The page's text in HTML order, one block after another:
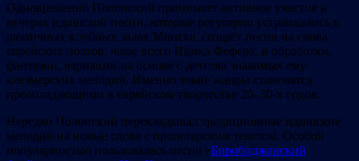
Одновременно Полонский принимает активное участие в
вечерах идишской песни, которые регулярно устраивались в
различных клубных залах Минска, создаёт песни на слова
еврейских поэтов, чаще всего Ицика Фефера, и обработки,
фантазии, вариации на основе с детства знакомых ему
клезмерских мелодий. Именно такие жанры становятся
преобладающими в еврейском творчестве 20–30-х годов.
Нередко Полонский перекладывал традиционные идишские
мелодии на новые слова с пролетарским текстом. Особой
популярностью пользовалась песня «Биробиджанский